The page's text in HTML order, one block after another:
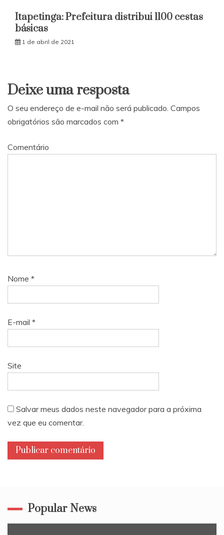
Itapetinga: Prefeitura distribui 1100 cestas
básicas
1 de abril de 2021
Deixe uma resposta
O seu endereço de e-mail não será publicado. Campos
obrigatórios são marcados com *
Comentário
Nome *
E-mail *
Site
Salvar meus dados neste navegador para a próxima
vez que eu comentar.
Popular News